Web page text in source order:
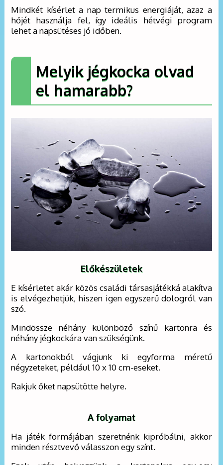
Mindkét kísérlet a nap termikus energiáját, azaz a
hőjét használja fel, így ideális hétvégi program
lehet a napsütéses jó időben.
Melyik jégkocka olvad
el hamarabb?
Előkészületek
E kísérletet akár közös családi társasjátékká alakítva
is elvégezhetjük, hiszen igen egyszerű dologról van
szó.
Mindössze néhány különböző színű kartonra és
néhány jégkockára van szükségünk.
A kartonokból vágjunk ki egyforma méretű
négyzeteket, például 10 x 10 cm-eseket.
Rakjuk őket napsütötte helyre.
A folyamat
Ha játék formájában szeretnénk kipróbálni, akkor
minden résztvevő válasszon egy színt.